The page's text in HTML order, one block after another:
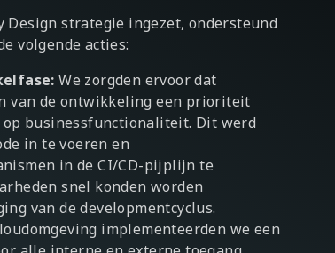
Design strategie ingezet, ondersteund
volgende acties:
We zorgden ervoor dat
van de ontwikkeling een prioriteit
op businessfunctionaliteit. Dit werd
in te voeren en
in de CI/CD-pijplijn te
snel konden worden
van de developmentcyclus.
implementeerden we een